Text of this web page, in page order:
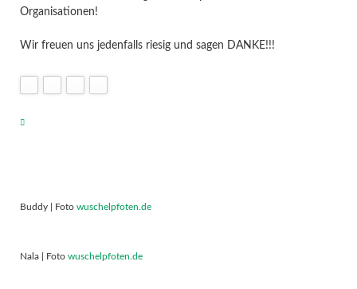
Organisationen!
Wir freuen uns jedenfalls riesig und sagen DANKE!!!
Buddy | Foto wuschelpfoten.de
Nala | Foto wuschelpfoten.de